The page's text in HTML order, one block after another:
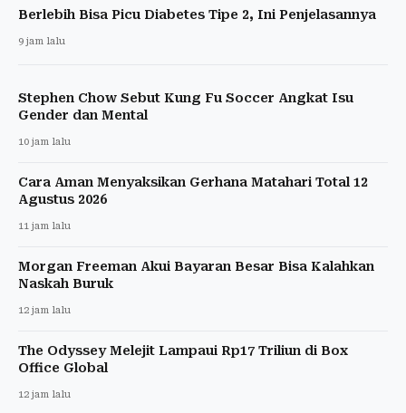
Berlebih Bisa Picu Diabetes Tipe 2, Ini Penjelasannya
9 jam lalu
Stephen Chow Sebut Kung Fu Soccer Angkat Isu
Gender dan Mental
10 jam lalu
Cara Aman Menyaksikan Gerhana Matahari Total 12
Agustus 2026
11 jam lalu
Morgan Freeman Akui Bayaran Besar Bisa Kalahkan
Naskah Buruk
12 jam lalu
The Odyssey Melejit Lampaui Rp17 Triliun di Box
Office Global
12 jam lalu